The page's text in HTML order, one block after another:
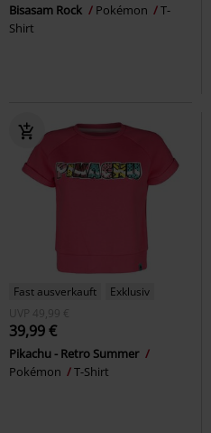
Bisasam Rock Pokémon
T-
Shirt
Fast ausverkauft
Exklusiv
UVP
49,99 €
39,99 €
Pikachu - Retro Summer
Pokémon
T-Shirt